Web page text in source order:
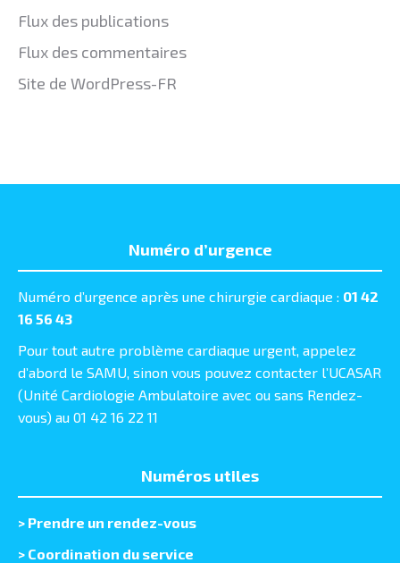
Flux des publications
Flux des commentaires
Site de WordPress-FR
Numéro d’urgence
Numéro d’urgence après une chirurgie cardiaque : 01 42
16 56 43
Pour tout autre problème cardiaque urgent, appelez
d’abord le SAMU, sinon vous pouvez contacter l’UCASAR
(Unité Cardiologie Ambulatoire avec ou sans Rendez-
vous) au 01 42 16 22 11
Numéros utiles
> Prendre un rendez-vous
> Coordination du service